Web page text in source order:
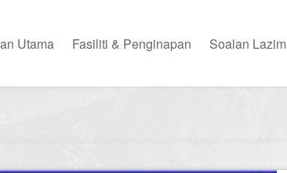
Utama Fasiliti & Penginapan Soalan Lazim